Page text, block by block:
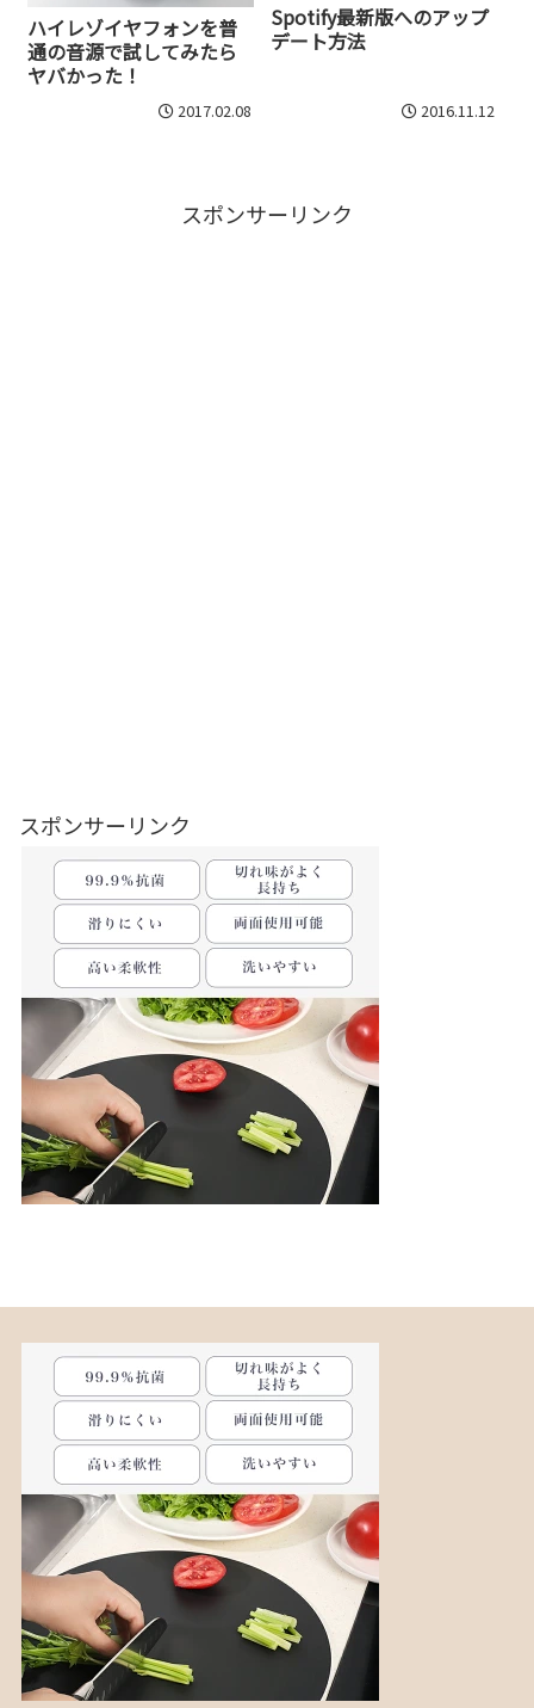
ハイレゾイヤフォンを普
通の音源で試してみたら
ヤバかった！
2017.02.08
Spotify最新版へのアップ
デート方法
2016.11.12
スポンサーリンク
スポンサーリンク